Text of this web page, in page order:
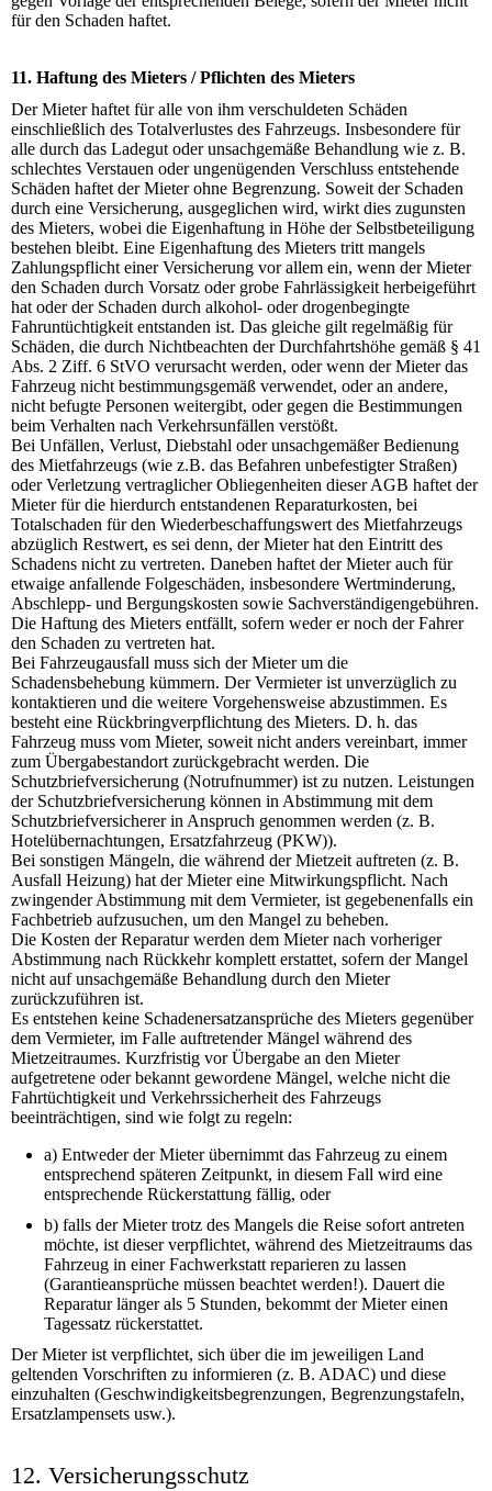
für den Schaden haftet.
11. Haftung des Mieters / Pflichten des Mieters
Der Mieter haftet für alle von ihm verschuldeten Schäden
einschließlich des Totalverlustes des Fahrzeugs. Insbesondere für
alle durch das Ladegut oder unsachgemäße Behandlung wie z. B.
schlechtes Verstauen oder ungenügenden Verschluss entstehende
Schäden haftet der Mieter ohne Begrenzung. Soweit der Schaden
durch eine Versicherung, ausgeglichen wird, wirkt dies zugunsten
des Mieters, wobei die Eigenhaftung in Höhe der Selbstbeteiligung
bestehen bleibt. Eine Eigenhaftung des Mieters tritt mangels
Zahlungspflicht einer Versicherung vor allem ein, wenn der Mieter
den Schaden durch Vorsatz oder grobe Fahrlässigkeit herbeigeführt
hat oder der Schaden durch alkohol- oder drogenbegingte
Fahruntüchtigkeit entstanden ist. Das gleiche gilt regelmäßig für
Schäden, die durch Nichtbeachten der Durchfahrtshöhe gemäß § 41
Abs. 2 Ziff. 6 StVO verursacht werden, oder wenn der Mieter das
Fahrzeug nicht bestimmungsgemäß verwendet, oder an andere,
nicht befugte Personen weitergibt, oder gegen die Bestimmungen
beim Verhalten nach Verkehrsunfällen verstößt.
Bei Unfällen, Verlust, Diebstahl oder unsachgemäßer Bedienung
des Mietfahrzeugs (wie z.B. das Befahren unbefestigter Straßen)
oder Verletzung vertraglicher Obliegenheiten dieser AGB haftet der
Mieter für die hierdurch entstandenen Reparaturkosten, bei
Totalschaden für den Wiederbeschaffungswert des Mietfahrzeugs
abzüglich Restwert, es sei denn, der Mieter hat den Eintritt des
Schadens nicht zu vertreten. Daneben haftet der Mieter auch für
etwaige anfallende Folgeschäden, insbesondere Wertminderung,
Abschlepp- und Bergungskosten sowie Sachverständigengebühren.
Die Haftung des Mieters entfällt, sofern weder er noch der Fahrer
den Schaden zu vertreten hat.
Bei Fahrzeugausfall muss sich der Mieter um die
Schadensbehebung kümmern. Der Vermieter ist unverzüglich zu
kontaktieren und die weitere Vorgehensweise abzustimmen. Es
besteht eine Rückbringverpflichtung des Mieters. D. h. das
Fahrzeug muss vom Mieter, soweit nicht anders vereinbart, immer
zum Übergabestandort zurückgebracht werden. Die
Schutzbriefversicherung (Notrufnummer) ist zu nutzen. Leistungen
der Schutzbriefversicherung können in Abstimmung mit dem
Schutzbriefversicherer in Anspruch genommen werden (z. B.
Hotelübernachtungen, Ersatzfahrzeug (PKW)).
Bei sonstigen Mängeln, die während der Mietzeit auftreten (z. B.
Ausfall Heizung) hat der Mieter eine Mitwirkungspflicht. Nach
zwingender Abstimmung mit dem Vermieter, ist gegebenenfalls ein
Fachbetrieb aufzusuchen, um den Mangel zu beheben.
Die Kosten der Reparatur werden dem Mieter nach vorheriger
Abstimmung nach Rückkehr komplett erstattet, sofern der Mangel
nicht auf unsachgemäße Behandlung durch den Mieter
zurückzuführen ist.
Es entstehen keine Schadenersatzansprüche des Mieters gegenüber
dem Vermieter, im Falle auftretender Mängel während des
Mietzeitraumes. Kurzfristig vor Übergabe an den Mieter
aufgetretene oder bekannt gewordene Mängel, welche nicht die
Fahrtüchtigkeit und Verkehrssicherheit des Fahrzeugs
beeinträchtigen, sind wie folgt zu regeln:
a) Entweder der Mieter übernimmt das Fahrzeug zu einem
entsprechend späteren Zeitpunkt, in diesem Fall wird eine
entsprechende Rückerstattung fällig, oder
b) falls der Mieter trotz des Mangels die Reise sofort antreten
möchte, ist dieser verpflichtet, während des Mietzeitraums das
Fahrzeug in einer Fachwerkstatt reparieren zu lassen
(Garantieansprüche müssen beachtet werden!). Dauert die
Reparatur länger als 5 Stunden, bekommt der Mieter einen
Tagessatz rückerstattet.
Der Mieter ist verpflichtet, sich über die im jeweiligen Land
geltenden Vorschriften zu informieren (z. B. ADAC) und diese
einzuhalten (Geschwindigkeitsbegrenzungen, Begrenzungstafeln,
Ersatzlampensets usw.).
12. Versicherungsschutz